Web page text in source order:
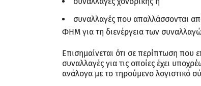
συναλλαγές που απαλλάσσονται
ΦΗΜ για τη διενέργεια των
Επισημαίνεται ότι σε περίπτωση που
συναλλαγές για τις οποίες έχει
ανάλογα με το τηρούμενο λογιστικό